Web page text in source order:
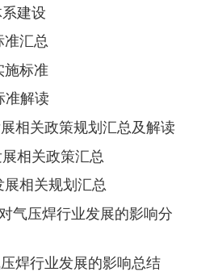
系建设
准汇总
施标准
准解读
相关政策规划汇总及解读
展相关政策汇总
展相关规划汇总
气压焊行业发展的影响分
焊行业发展的影响总结